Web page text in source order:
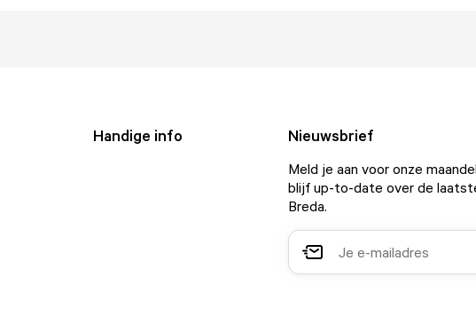
Handige info Nieuwsbrief
Meld je aan voor onze
blijf up-to-date over de
Breda.